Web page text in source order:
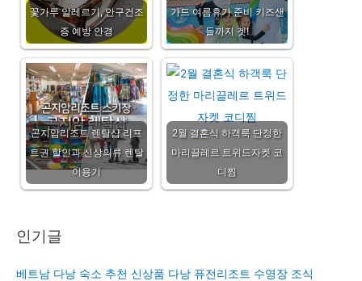
꽃가루 알레르기, 안구건조
증 예방 안경
가드 여름휴가 준비 키즈샌
들까지 겟!
곤지암리조트 렌탈샵 리프
트권 할인과 신상의류 렌탈
이용기
2월 결혼식 하객룩 단정한
마리끌레르 트위드자켓 코
디찜
인기글
베트남 다낭 숙소 추천 신상품 다낭 퓨전리조트 수영장 조식